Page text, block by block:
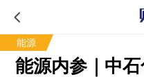
能源
能源内参｜中